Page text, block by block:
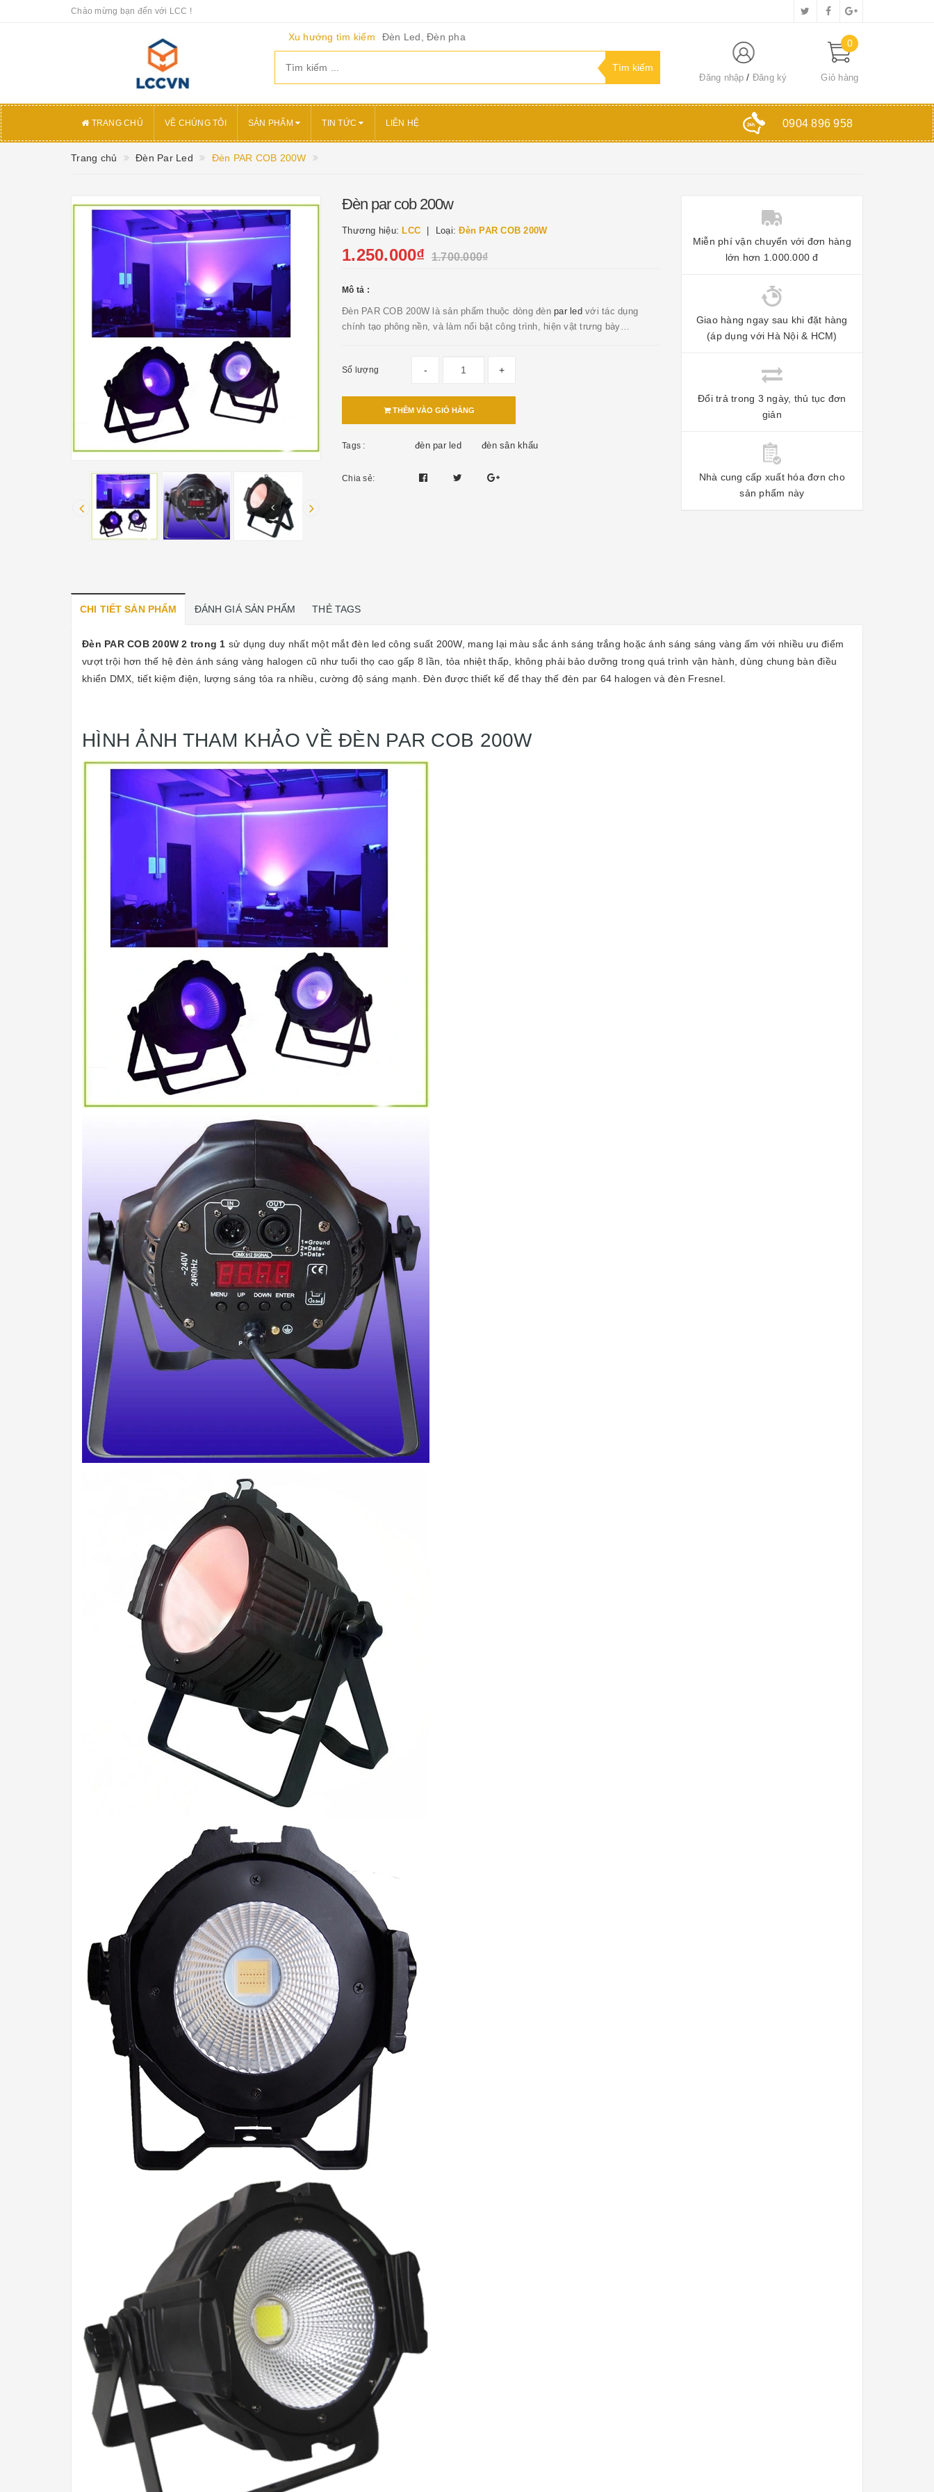
Chào mừng bạn đến với LCC !
Xu hướng tìm kiếm Đèn Led, Đèn pha
Đăng nhập Đăng ký
0
Giỏ hàng
TRANG CHỦ VỀ CHÚNG TÔI SẢN PHẨM TIN TỨC LIÊN HỆ 0904 896 958
Trang chủ Đèn Par Led Đèn PAR COB 200W
Đèn par cob 200w
Thương hiệu: LCC Loại:Đèn PAR COB 200W
1.250.000₫ 1.700.000₫
Mô tả :
Đèn PAR COB 200W là sản phẩm thuộc dòng đèn par led với tác dụng
chính tạo phông nền, và làm nổi bật công trình, hiện vật trưng bày…
Số lượng - +
THÊM VÀO GIỎ HÀNG
Tags : đèn par led đèn sân khấu
Chia sẻ:
Miễn phí vận chuyển với đơn hàng
lớn hơn 1.000.000 đ
Giao hàng ngay sau khi đặt hàng
(áp dụng với Hà Nội & HCM)
Đổi trả trong 3 ngày, thủ tục đơn
giản
Nhà cung cấp xuất hóa đơn cho
sản phẩm này
CHI TIẾT SẢN PHẨM ĐÁNH GIÁ SẢN PHẨM THẺ TAGS
Đèn PAR COB 200W 2 trong 1 sử dụng duy nhất một mắt đèn led công suất 200W, mang lại màu sắc ánh sáng trắng hoặc ánh sáng sáng vàng ấm với nhiều ưu điểm
vượt trội hơn thế hệ đèn ánh sáng vàng halogen cũ như tuổi thọ cao gấp 8 lần, tỏa nhiệt thấp, không phải bảo dưỡng trong quá trình vận hành, dùng chung bàn điều
khiển DMX, tiết kiệm điện, lượng sáng tỏa ra nhiều, cường độ sáng mạnh. Đèn được thiết kế để thay thế đèn par 64 halogen và đèn Fresnel.
HÌNH ẢNH THAM KHẢO VỀ ĐÈN PAR COB 200W